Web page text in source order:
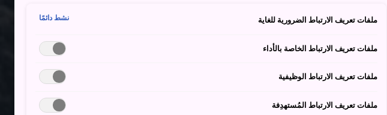
ملفات تعريف الارتباط الضرورية للغاية نشط دائمًا
ملفات تعريف الارتباط الخاصة بالأداء
ملفات تعريف الارتباط الوظيفية
ملفات تعريف الارتباط المُستهدِفة